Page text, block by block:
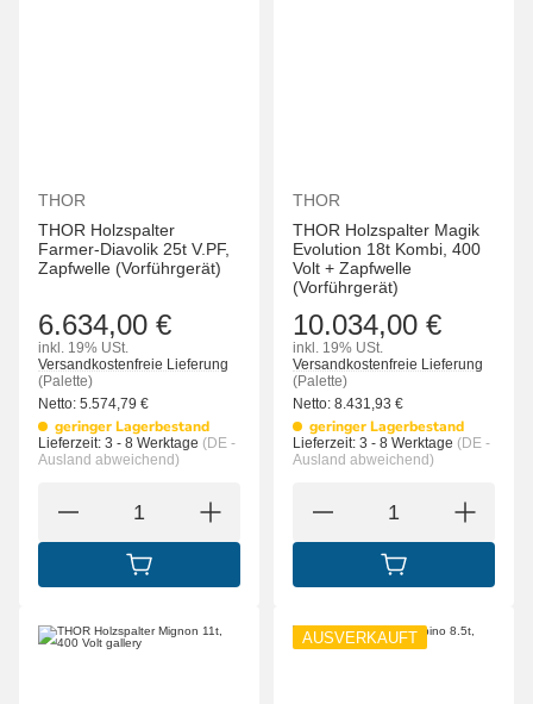
THOR
THOR Holzspalter
Farmer-Diavolik 25t V.PF,
Zapfwelle (Vorführgerät)
6.634,00 €
inkl. 19% USt.
Versandkostenfreie Lieferung
(Palette)
Netto: 5.574,79 €
geringer Lagerbestand
Lieferzeit: 3 - 8 Werktage (DE -
Ausland abweichend)
IN DEN WARENKORB
THOR
THOR Holzspalter Magik
Evolution 18t Kombi, 400
Volt + Zapfwelle
(Vorführgerät)
10.034,00 €
inkl. 19% USt.
Versandkostenfreie Lieferung
(Palette)
Netto: 8.431,93 €
geringer Lagerbestand
Lieferzeit: 3 - 8 Werktage (DE -
Ausland abweichend)
IN DEN
AUSVERKAUFT